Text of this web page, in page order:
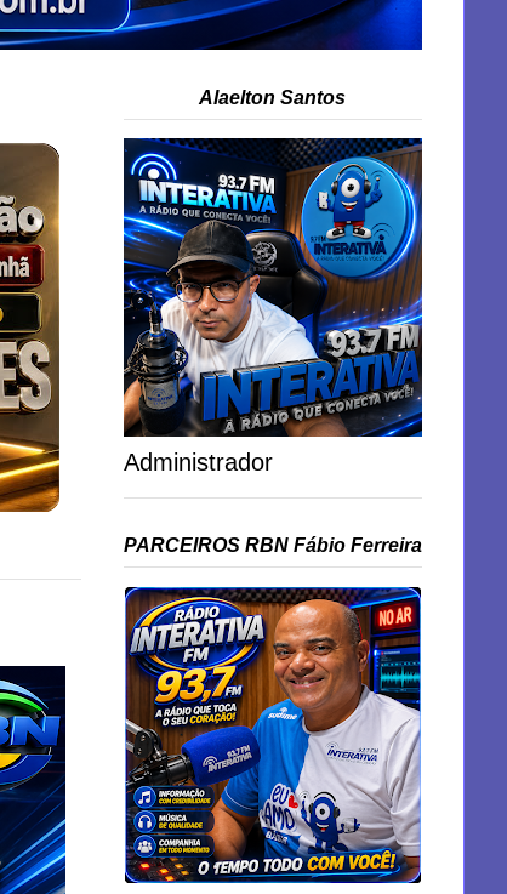
Alaelton Santos
Administrador
PARCEIROS RBN Fábio Ferreira